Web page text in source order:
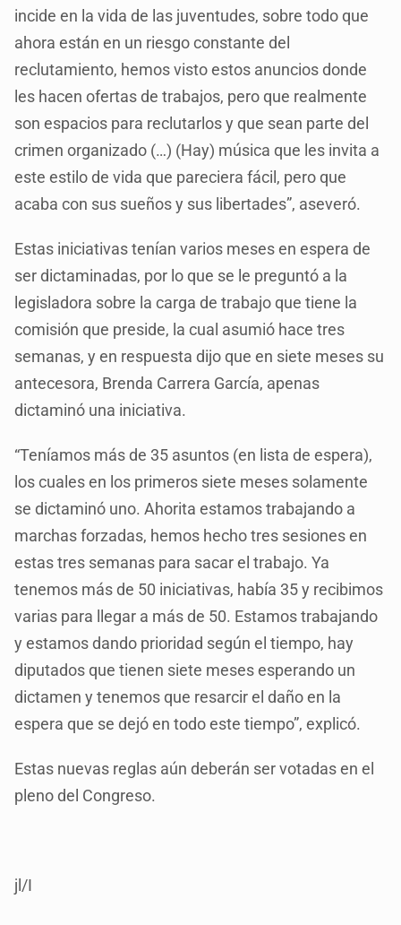
incide en la vida de las juventudes, sobre todo que
ahora están en un riesgo constante del
reclutamiento, hemos visto estos anuncios donde
les hacen ofertas de trabajos, pero que realmente
son espacios para reclutarlos y que sean parte del
crimen organizado (…) (Hay) música que les invita a
este estilo de vida que pareciera fácil, pero que
acaba con sus sueños y sus libertades”, aseveró.
Estas iniciativas tenían varios meses en espera de
ser dictaminadas, por lo que se le preguntó a la
legisladora sobre la carga de trabajo que tiene la
comisión que preside, la cual asumió hace tres
semanas, y en respuesta dijo que en siete meses su
antecesora, Brenda Carrera García, apenas
dictaminó una iniciativa.
“Teníamos más de 35 asuntos (en lista de espera),
los cuales en los primeros siete meses solamente
se dictaminó uno. Ahorita estamos trabajando a
marchas forzadas, hemos hecho tres sesiones en
estas tres semanas para sacar el trabajo. Ya
tenemos más de 50 iniciativas, había 35 y recibimos
varias para llegar a más de 50. Estamos trabajando
y estamos dando prioridad según el tiempo, hay
diputados que tienen siete meses esperando un
dictamen y tenemos que resarcir el daño en la
espera que se dejó en todo este tiempo”, explicó.
Estas nuevas reglas aún deberán ser votadas en el
pleno del Congreso.
jl/I